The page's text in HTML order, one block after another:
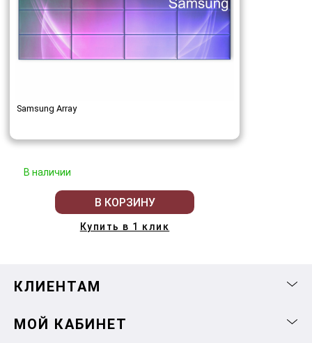
Samsung Array
В наличии
В КОРЗИНУ
Купить в 1 клик
КЛИЕНТАМ
МОЙ КАБИНЕТ